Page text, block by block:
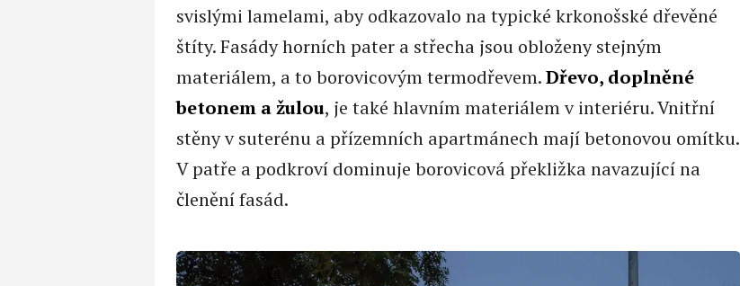
svislými lamelami, aby odkazovalo na typické krkonošské dřevěné
štíty. Fasády horních pater a střecha jsou obloženy stejným
materiálem, a to borovicovým termodřevem.Dřevo, doplněné
betonem a žulou, je také hlavním materiálem v interiéru. Vnitřní
stěny v suterénu a přízemních apartmánech mají betonovou omítku.
V patře a podkroví dominuje borovicová překližka navazující na
členění fasád.